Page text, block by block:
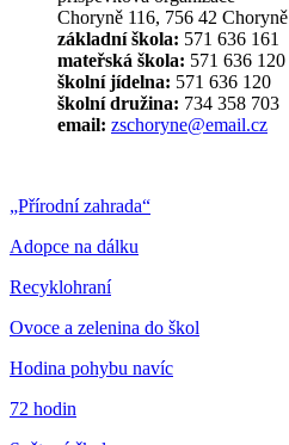
Choryně 116, 756 42 Choryně
základní škola: 571 636 161
mateřská škola: 571 636 120
školní jídelna: 571 636 120
školní družina: 734 358 703
email: zschoryne@email.cz
„Přírodní zahrada“
Adopce na dálku
Recyklohraní
Ovoce a zelenina do škol
Hodina pohybu navíc
72 hodin